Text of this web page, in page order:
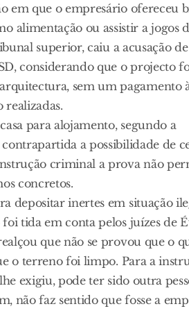
em que o empresário ofereceu
alimentação ou assistir a jogos
superior, caiu a acusação
considerando que o projecto
sem um pagamento
realizadas.
para alojamento, segundo a
a possibilidade de
criminal a prova não
concretos.
depositar inertes em situação
tida em conta pelos juízes de
que não se provou que o
o terreno foi limpo. Para a
exigiu, pode ter sido outra
não faz sentido que fosse a